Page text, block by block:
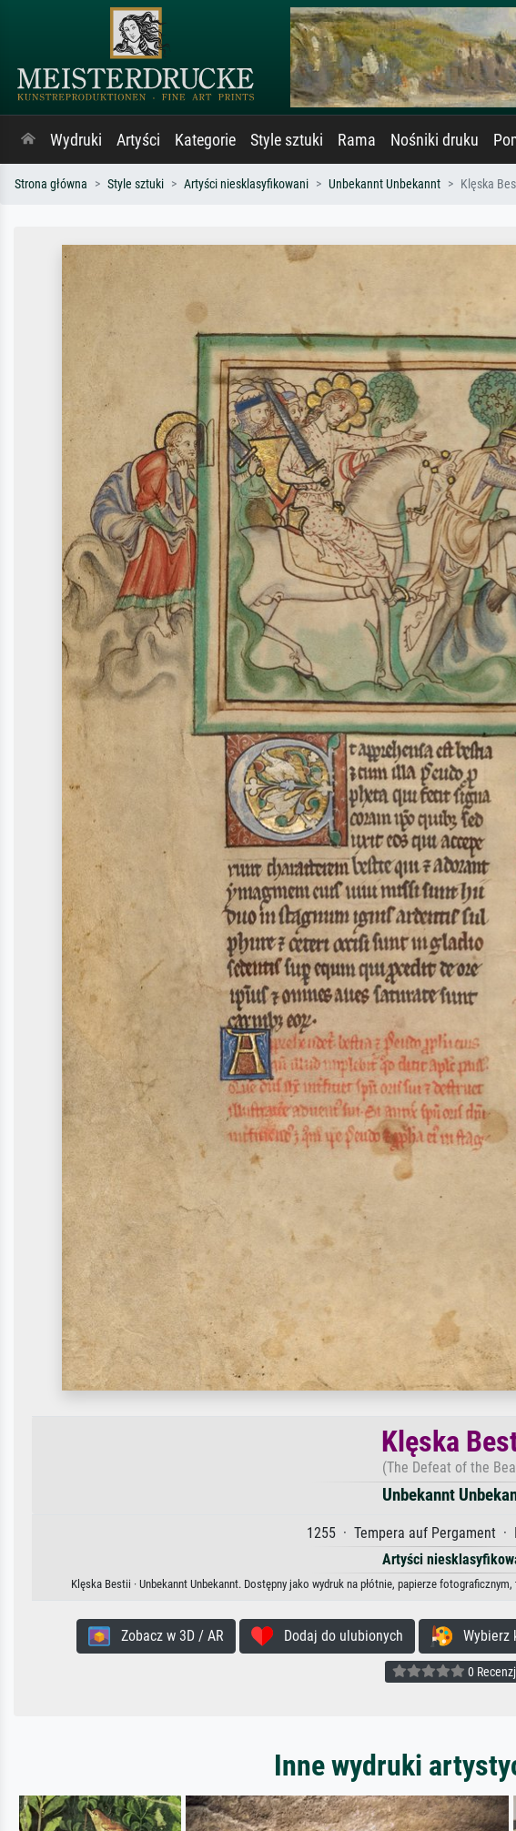
Wydruki Artyści Kategorie Style sztuki Rama Nośniki druku
Strona główna Style sztuki Artyści niesklasyfikowani Unbekannt Unbekannt Klęska
Klęska
(The Defeat of the
Unbekannt
1255 · Tempera auf Pergament ·
Artyści
Klęska Bestii · Unbekannt Unbekannt. Dostępny jako wydruk na płótnie, papierze
Zobacz w 3D / AR Dodaj do ulubionych Wybierz
0
Inne wydruki